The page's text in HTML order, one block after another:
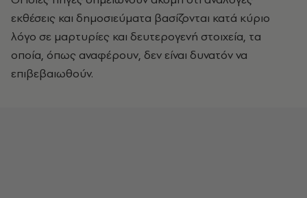
εκθέσεις και δημοσιεύματα βασίζονται κατά κύριο
λόγο σε μαρτυρίες και δευτερογενή στοιχεία, τα
οποία, όπως αναφέρουν, δεν είναι δυνατόν να
επιβεβαιωθούν.